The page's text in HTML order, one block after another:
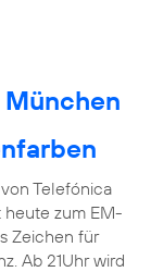
Telefónica
heute zum EM-
Zeichen für
Ab 21Uhr wird